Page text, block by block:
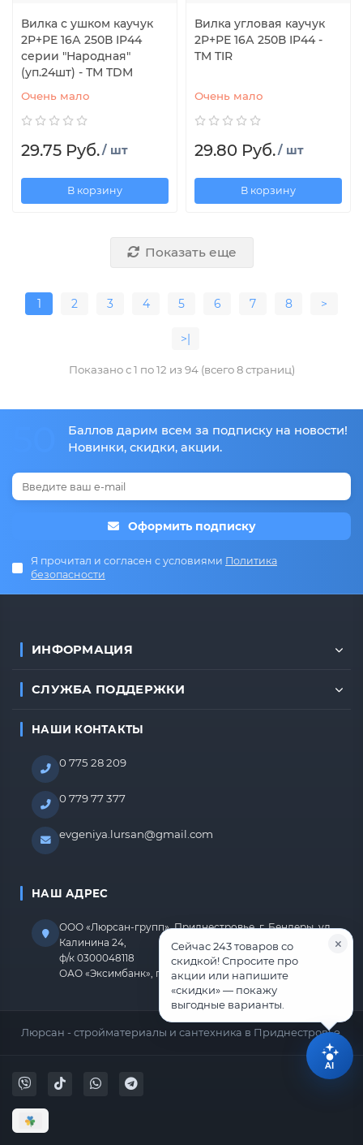
Вилка с ушком каучук
2Р+РЕ 16А 250В IP44
серии "Народная"
(уп.24шт) - ТМ TDM
Очень мало
29.75 Руб./ шт
В корзину
Вилка угловая каучук
2Р+РЕ 16А 250В IP44 -
TM TIR
Очень мало
29.80 Руб./ шт
В корзину
Показать еще
1 2 3 4 5 6 7 8 >
>|
Показано с 1 по 12 из 94 (всего 8 страниц)
Баллов дарим всем за подписку на новости!
Новинки, скидки, акции.
Оформить подписку
Я прочитал и согласен с условиями Политика
безопасности
ИНФОРМАЦИЯ
СЛУЖБА ПОДДЕРЖКИ
НАШИ КОНТАКТЫ
0 775 28 209
0 779 77 377
evgeniya.lursan@gmail.com
НАШ АДРЕС
ООО «Люрсан-групп», Приднестровье, г. Бендеры, ул.
Калинина 24,
ф/к 0300048118
ОАО «Эксимбанк», г.Бендеры, р/с 2212670000000818
Люрсан - стройматериалы и сантехника в Приднестровье.
Сейчас 243 товаров со
скидкой! Спросите про
акции или напишите
«скидки» — покажу
выгодные варианты.
AI